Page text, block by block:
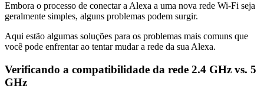
Embora o processo de conectar a Alexa a uma nova rede Wi-Fi seja
geralmente simples, alguns problemas podem surgir.
Aqui estão algumas soluções para os problemas mais comuns que
você pode enfrentar ao tentar mudar a rede da sua Alexa.
Verificando a compatibilidade da rede 2.4 GHz vs. 5
GHz